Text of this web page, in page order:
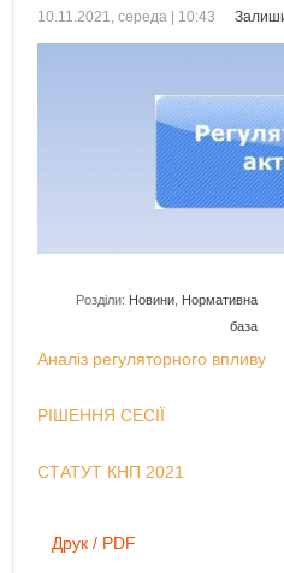
10.11.2021, середа | 10:43
Розділи: Новини Нормативна
база
Аналіз регуляторного впливу
РІШЕННЯ СЕСІЇ
СТАТУТ КНП 2021
Друк / PDF